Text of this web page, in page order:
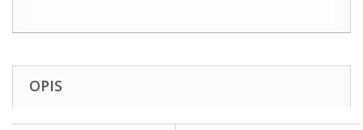
OPIS